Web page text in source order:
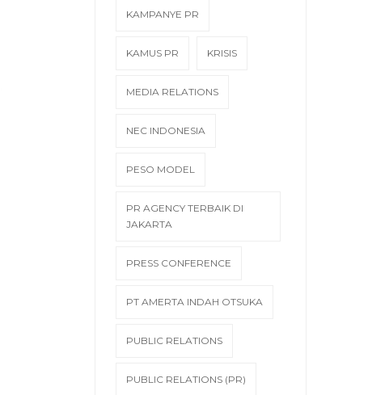
KAMPANYE PR
KAMUS PR KRISIS
MEDIA RELATIONS
NEC INDONESIA
PESO MODEL
PR AGENCY TERBAIK DI
JAKARTA
PRESS CONFERENCE
PT AMERTA INDAH OTSUKA
PUBLIC RELATIONS
PUBLIC RELATIONS (PR)